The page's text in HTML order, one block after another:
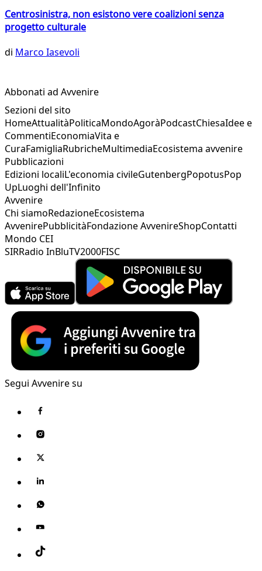
Centrosinistra, non esistono vere coalizioni senza
progetto culturale
di Marco Iasevoli
Abbonati ad Avvenire
Sezioni del sito
HomeAttualitàPoliticaMondoAgoràPodcastChiesaIdee e
CommentiEconomiaVita e
CuraFamigliaRubricheMultimediaEcosistema avvenire
Pubblicazioni
Edizioni localiL'economia civileGutenbergPopotusPop
UpLuoghi dell'Infinito
Avvenire
Chi siamoRedazioneEcosistema
AvvenirePubblicitàFondazione AvvenireShopContatti
Mondo CEI
SIRRadio InBluTV2000FISC
Segui Avvenire su